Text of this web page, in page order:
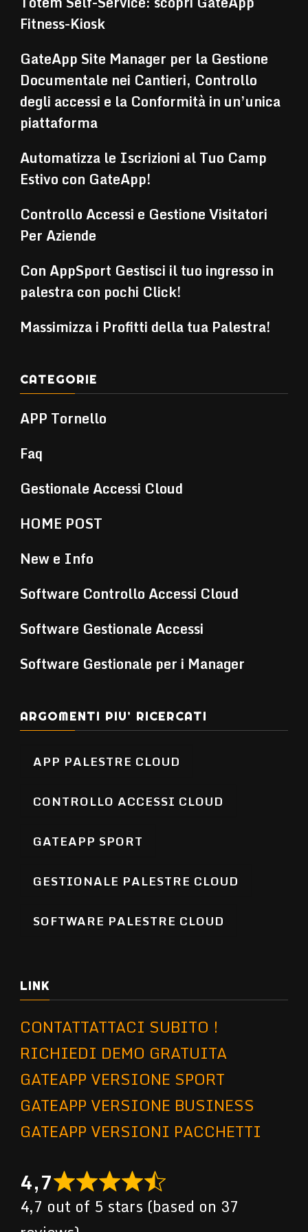
Fitness-Kiosk
GateApp Site Manager per la Gestione
Documentale nei Cantieri, Controllo
degli accessi e la Conformità in un’unica
piattaforma
Automatizza le Iscrizioni al Tuo Camp
Estivo con GateApp!
Controllo Accessi e Gestione Visitatori
Per Aziende
Con AppSport Gestisci il tuo ingresso in
palestra con pochi Click!
Massimizza i Profitti della tua Palestra!
CATEGORIE
APP Tornello
Faq
Gestionale Accessi Cloud
HOME POST
New e Info
Software Controllo Accessi Cloud
Software Gestionale Accessi
Software Gestionale per i Manager
ARGOMENTI PIU’ RICERCATI
APP PALESTRE CLOUD
CONTROLLO ACCESSI CLOUD
GATEAPP SPORT
GESTIONALE PALESTRE CLOUD
SOFTWARE PALESTRE CLOUD
LINK
CONTATTATTACI SUBITO !
RICHIEDI DEMO GRATUITA
GATEAPP VERSIONE SPORT
GATEAPP VERSIONE BUSINESS
GATEAPP VERSIONI PACCHETTI
4,7
4,7 out of 5 stars (based on 37